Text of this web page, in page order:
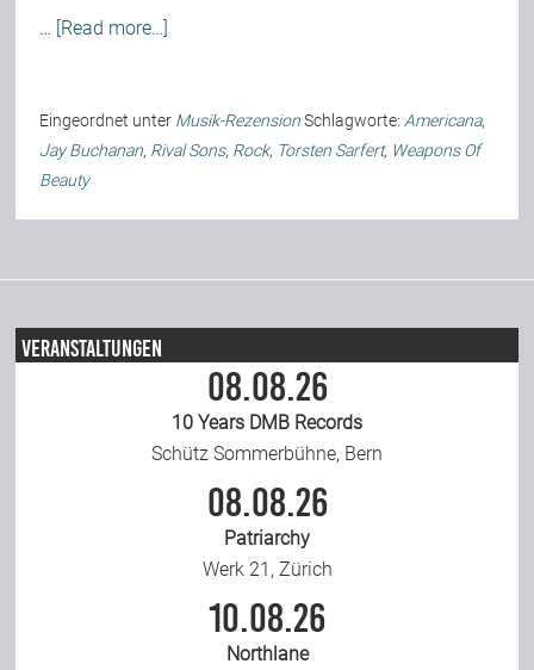
… [Read more…]
Eingeordnet unter Musik-Rezension Schlagworte: Americana,
Jay Buchanan, Rival Sons, Rock, Torsten Sarfert, Weapons Of
Beauty
Veranstaltungen
08.08.26
10 Years DMB Records
Schütz Sommerbühne, Bern
08.08.26
Patriarchy
Werk 21, Zürich
10.08.26
Northlane